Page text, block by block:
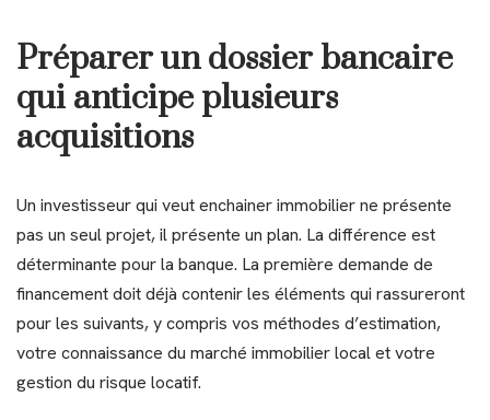
Préparer un dossier bancaire
qui anticipe plusieurs
acquisitions
Un investisseur qui veut enchainer immobilier ne présente
pas un seul projet, il présente un plan. La différence est
déterminante pour la banque. La première demande de
financement doit déjà contenir les éléments qui rassureront
pour les suivants, y compris vos méthodes d’estimation,
votre connaissance du marché immobilier local et votre
gestion du risque locatif.